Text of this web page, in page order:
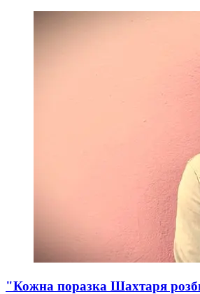
"Кожна поразка Шахтаря